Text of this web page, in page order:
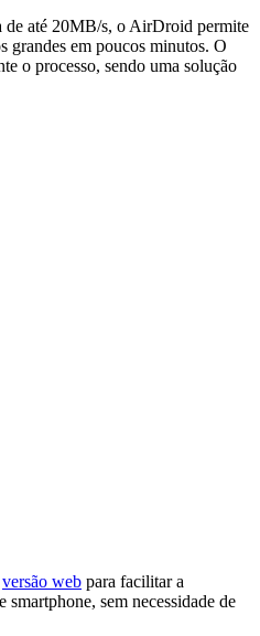
de até 20MB/s, o AirDroid permite
grandes em poucos minutos. O
o processo, sendo uma solução
versão web para facilitar a
smartphone, sem necessidade de